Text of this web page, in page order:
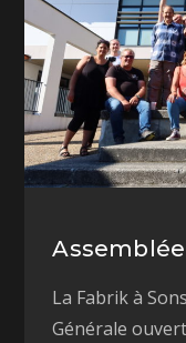
La Fabrik à
Générale